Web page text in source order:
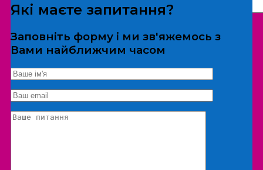
*Дані не передаються третім особам
Екскурсія/локація
Які маєте запитання?
Заповніть форму і ми зв'яжемось з
Вами найближчим часом